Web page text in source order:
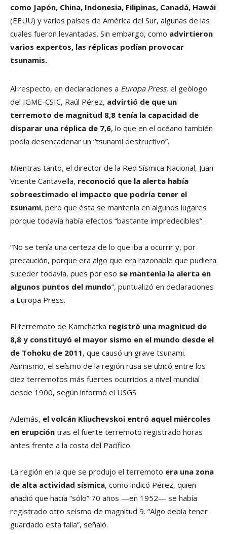
como Japón, China, Indonesia, Filipinas, Canadá, Hawái
(EEUU) y varios países de América del Sur, algunas de las
cuales fueron levantadas. Sin embargo, como advirtieron
varios expertos, las réplicas podían provocar
tsunamis.
Al respecto, en declaraciones a Europa Press, el geólogo
del IGME-CSIC, Raúl Pérez, advirtió de que un
terremoto de magnitud 8,8 tenía la capacidad de
disparar una réplica de 7,6, lo que en el océano también
podía desencadenar un “tsunami destructivo”.
Mientras tanto, el director de la Red Sísmica Nacional, Juan
Vicente Cantavella, reconoció que la alerta había
sobreestimado el impacto que podría tener el
tsunami, pero que ésta se mantenía en algunos lugares
porque todavía había efectos “bastante impredecibles”.
“No se tenía una certeza de lo que iba a ocurrir y, por
precaución, porque era algo que era razonable que pudiera
suceder todavía, pues por eso se mantenía la alerta en
algunos puntos del mundo”, puntualizó en declaraciones
a Europa Press.
El terremoto de Kamchatka registró una magnitud de
8,8 y constituyó el mayor sismo en el mundo desde el
de Tohoku de 2011, que causó un grave tsunami.
Asimismo, el seísmo de la región rusa se ubicó entre los
diez terremotos más fuertes ocurridos a nivel mundial
desde 1900, según informó el USGS.
Además, el volcán Kliuchevskoi entró aquel miércoles
en erupción tras el fuerte terremoto registrado horas
antes frente a la costa del Pacífico.
La región en la que se produjo el terremoto era una zona
de alta actividad sísmica, como indicó Pérez, quien
añadió que hacía “sólo” 70 años —en 1952— se había
registrado otro seísmo de magnitud 9. “Algo debía tener
guardado esta falla”, señaló.